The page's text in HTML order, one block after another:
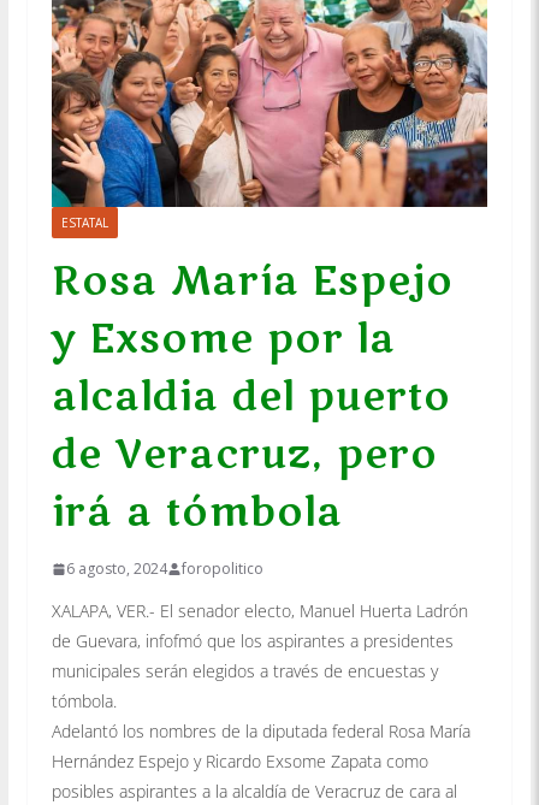
ESTATAL
Rosa María Espejo
y Exsome por la
alcaldia del puerto
de Veracruz, pero
irá a tómbola
6 agosto, 2024 foropolitico
XALAPA, VER.- El senador electo, Manuel Huerta Ladrón
de Guevara, infofmó que los aspirantes a presidentes
municipales serán elegidos a través de encuestas y
tómbola.
Adelantó los nombres de la diputada federal Rosa María
Hernández Espejo y Ricardo Exsome Zapata como
posibles aspirantes a la alcaldía de Veracruz de cara al